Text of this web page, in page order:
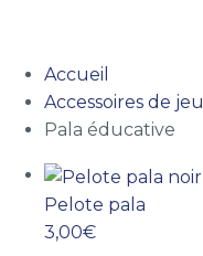
Accueil
Accessoires de jeu
Pala éducative
Pelote pala
3,00€